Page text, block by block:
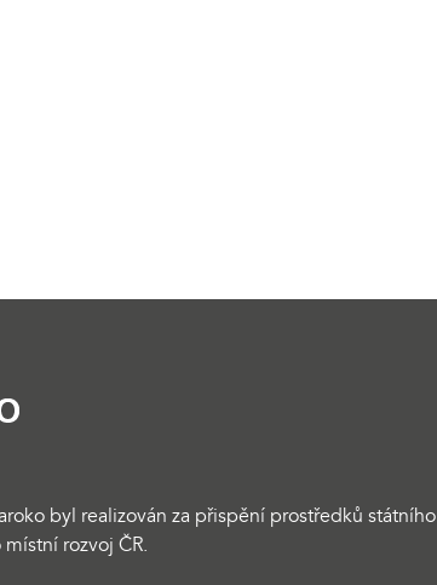
byl realizován za přispění prostředků státního
rozvoj ČR.